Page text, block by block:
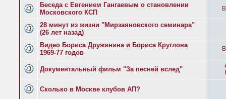
Беседа с Евгением Гангаевым о становлении
Московского КСП
28 минут из жизни "Мирзаяновского семинара"
(26 лет назад)
Видео Бориса Дружинина и Бориса Круглова
1969-77 годов
Документальный фильм "За песней вслед"
Сколько в Москве клубов АП?